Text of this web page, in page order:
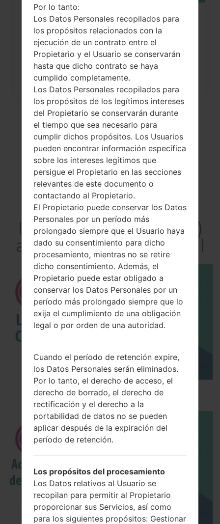
¿Cómo restablecer datos de fábrica
a través del menú...
El vídeo
LGH540D(LGH540D)
akaLG G4 Stylus Dual
Los 5 principales Códigos Secretos para LG!
Por lo tanto:
Los Datos Personales recopilados para
los propósitos relacionados con la
ejecución de un contrato entre el
Propietario y el Usuario se conservarán
hasta que dicho contrato se haya
cumplido completamente.
Los Datos Personales recopilados para
los propósitos de los legítimos intereses
del Propietario se conservarán durante
el tiempo que sea necesario para
cumplir dichos propósitos. Los Usuarios
pueden encontrar información específica
sobre los intereses legítimos que
persigue el Propietario en las secciones
relevantes de este documento o
contactando al Propietario.
El Propietario puede conservar los Datos
Personales por un período más
prolongado siempre que el Usuario haya
dado su consentimiento para dicho
procesamiento, mientras no se retire
dicho consentimiento. Además, el
Propietario puede estar obligado a
conservar los Datos Personales por un
período más prolongado siempre que lo
exija el cumplimiento de una obligación
legal o por orden de una autoridad.
Cuando el período de retención expire,
los Datos Personales serán eliminados.
Por lo tanto, el derecho de acceso, el
derecho de borrado, el derecho de
rectificación y el derecho a la
portabilidad de datos no se pueden
aplicar después de la expiración del
período de retención.
Los propósitos del procesamiento
Los Datos relativos al Usuario se
recopilan para permitir al Propietario
proporcionar sus Servicios, así como
para los siguientes propósitos: Gestionar